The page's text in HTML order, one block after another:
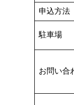
申込方法
駐車場
お問い合